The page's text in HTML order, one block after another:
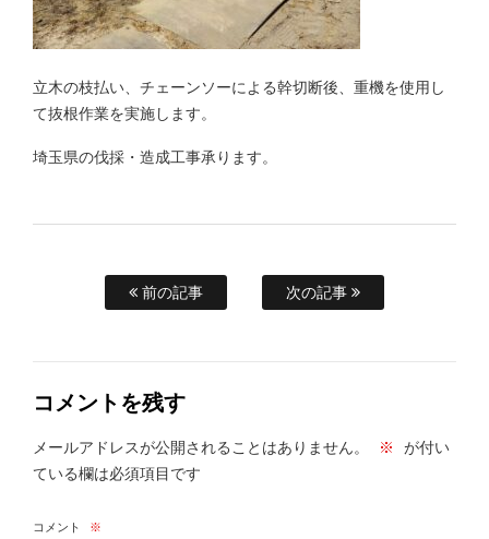
立木の枝払い、チェーンソーによる幹切断後、重機を使用し
て抜根作業を実施します。
埼玉県の伐採・造成工事承ります。
前の記事 次の記事
コメントを残す
メールアドレスが公開されることはありません。 ※
が付い
ている欄は必須項目です
コメント ※